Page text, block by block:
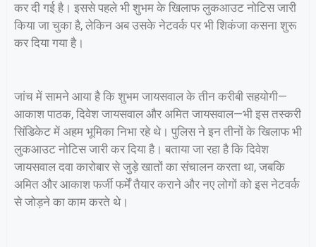
कर दी गई है। इससे पहले भी शुभम के खिलाफ लुकआउट नोटिस जारी
किया जा चुका है, लेकिन अब उसके नेटवर्क पर भी शिकंजा कसना शुरू
कर दिया गया है।
जांच में सामने आया है कि शुभम जायसवाल के तीन करीबी सहयोगी—
आकाश पाठक, दिवेश जायसवाल और अमित जायसवाल—भी इस तस्करी
सिंडिकेट में अहम भूमिका निभा रहे थे। पुलिस ने इन तीनों के खिलाफ भी
लुकआउट नोटिस जारी कर दिया है। बताया जा रहा है कि दिवेश
जायसवाल दवा कारोबार से जुड़े खातों का संचालन करता था, जबकि
अमित और आकाश फर्जी फर्में तैयार कराने और नए लोगों को इस नेटवर्क
से जोड़ने का काम करते थे।